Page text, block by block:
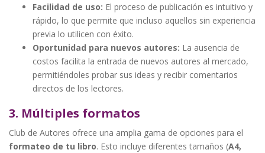
Facilidad de uso: El proceso de publicación es intuitivo y
rápido, lo que permite que incluso aquellos sin experiencia
previa lo utilicen con éxito.
Oportunidad para nuevos autores: La ausencia de
costos facilita la entrada de nuevos autores al mercado,
permitiéndoles probar sus ideas y recibir comentarios
directos de los lectores.
3. Múltiples formatos
Club de Autores ofrece una amplia gama de opciones para el
formateo de tu libro. Esto incluye diferentes tamaños (A4,